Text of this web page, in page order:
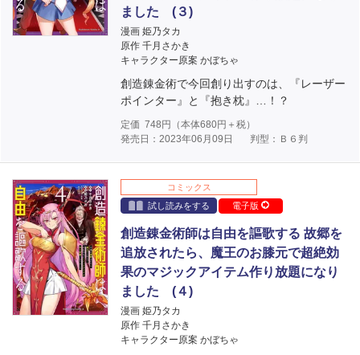
ました (３)
漫画 姫乃タカ
原作 千月さかき
キャラクター原案 かぼちゃ
創造錬金術で今回創り出すのは、『レーザー
ポインター』と『抱き枕』…！？
定価 748 円（本体680円＋税）
発売日：2023年06月09日
判型：Ｂ６判
コミックス
試し読みをする
電子版
創造錬金術師は自由を謳歌する 故郷を
追放されたら、魔王のお膝元で超絶効
果のマジックアイテム作り放題になり
ました (４)
漫画 姫乃タカ
原作 千月さかき
キャラクター原案 かぼちゃ